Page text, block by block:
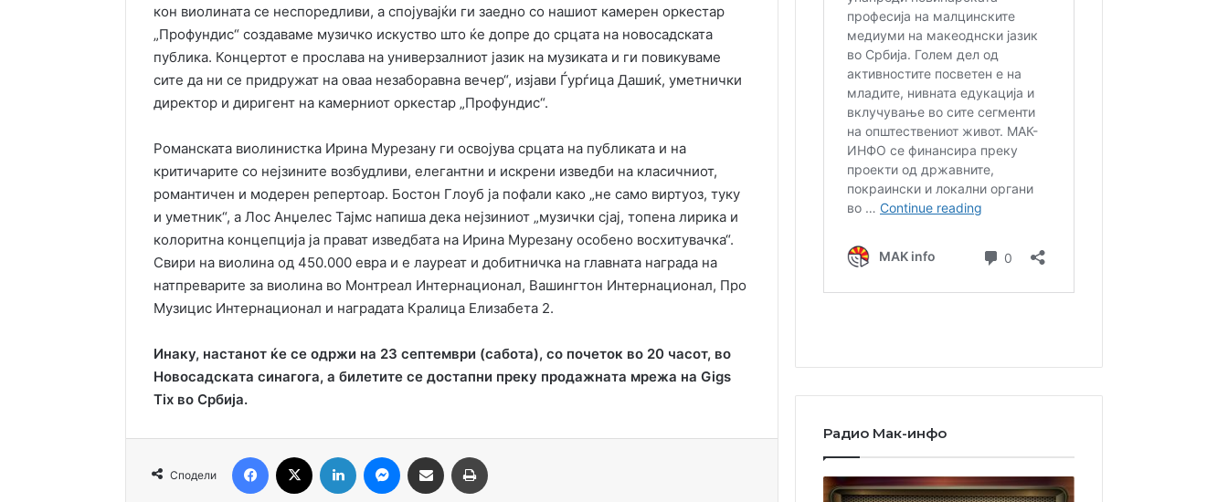
кон виолината се неспоредливи, а спојувајќи ги заедно со нашиот камерен оркестар
„Профундис“ создаваме музичко искуство што ќе допре до срцата на новосадската
публика. Концертот е прослава на универзалниот јазик на музиката и ги повикуваме
сите да ни се придружат на оваа незаборавна вечер“, изјави Ѓурѓица Дашиќ, уметнички
директор и диригент на камерниот оркестар „Профундис“.
Романската виолинистка Ирина Мурезану ги освојува срцата на публиката и на
критичарите со нејзините возбудливи, елегантни и искрени изведби на класичниот,
романтичен и модерен репертоар. Бостон Глоуб ја пофали како „не само виртуоз, туку
и уметник“, а Лос Анџелес Тајмс напиша дека нејзиниот „музички сјај, топена лирика и
колоритна концепција ја прават изведбата на Ирина Мурезану особено восхитувачка“.
Свири на виолина од 450.000 евра и е лауреат и добитничка на главната награда на
натпреварите за виолина во Монтреал Интернационал, Вашингтон Интернационал, Про
Музицис Интернационал и наградата Кралица Елизабета 2.
Инаку, настанот ќе се одржи на 23 септември (сабота), со почеток во 20 часот, во
Новосадската синагога, а билетите се достапни преку продажната мрежа на Gigs
Tix во Србија.
Сподели
Facebook LinkedIn MessengerСподели преку Емаил
Радио Мак-инфо